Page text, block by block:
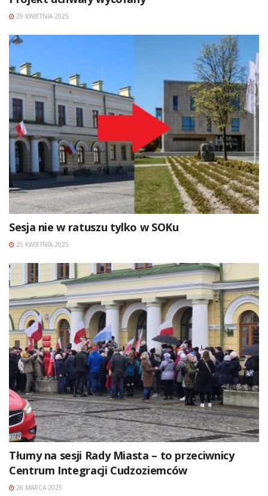
29 KWIETNIA 2025
Sesja nie w ratuszu tylko w SOKu
25 KWIETNIA 2025
Tłumy na sesji Rady Miasta – to przeciwnicy
Centrum Integracji Cudzoziemców
26 MARCA 2025